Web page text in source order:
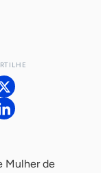
Mulher de